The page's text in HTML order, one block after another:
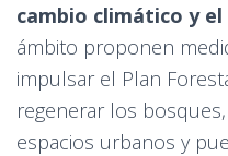
cambio climático y
ámbito proponen
impulsar el Plan
regenerar los
espacios urbanos y